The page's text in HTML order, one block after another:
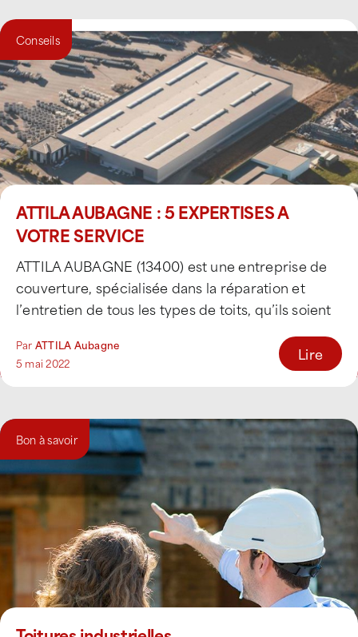
Conseils
ATTILA AUBAGNE : 5 EXPERTISES A
VOTRE SERVICE
ATTILA AUBAGNE (13400) est une entreprise de
couverture, spécialisée dans la réparation et
l’entretien de tous les types de toits, qu’ils soient
Par ATTILA Aubagne
5 mai 2022
Lire
Bon à savoir